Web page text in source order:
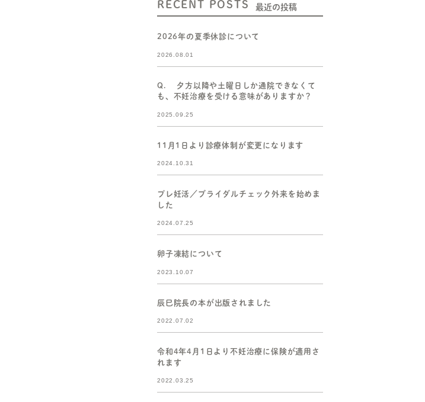
RECENT POSTS 最近の投稿
2026年の夏季休診について
2026.08.01
Q. 夕方以降や土曜日しか通院できなくて
も、不妊治療を受ける意味がありますか？
2025.09.25
11月1日より診療体制が変更になります
2024.10.31
プレ妊活／ブライダルチェック外来を始めま
した
2024.07.25
卵子凍結について
2023.10.07
辰巳院長の本が出版されました
2022.07.02
令和4年4月1日より不妊治療に保険が適用さ
れます
2022.03.25